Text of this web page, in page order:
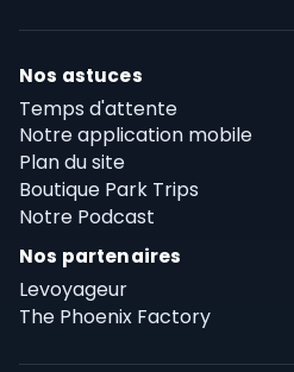
Nos astuces
Temps d'attente
Notre application mobile
Plan du site
Boutique Park Trips
Notre Podcast
Nos partenaires
Levoyageur
The Phoenix Factory